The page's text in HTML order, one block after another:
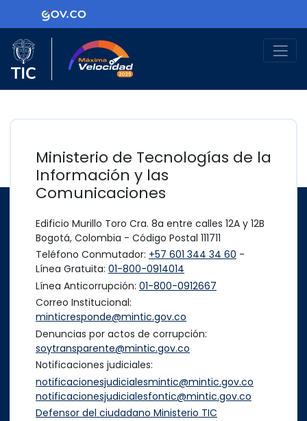
Ir al contenido principalLogo Gobierno de Colombia
Logo del Ministerio TIC
Ministerio de Tecnologías de la
Información y las
Comunicaciones
Edificio Murillo Toro Cra. 8a entre calles 12A y 12B
Bogotá, Colombia - Código Postal 111711
Teléfono Conmutador: +57 601 344 34 60 -
Línea Gratuita: 01-800-0914014
Línea Anticorrupción: 01-800-0912667
Correo Institucional:
minticresponde@mintic.gov.co
Denuncias por actos de corrupción:
soytransparente@mintic.gov.co
Notificaciones judiciales:
notificacionesjudicialesmintic@mintic.gov.co
notificacionesjudicialesfontic@mintic.gov.co
Defensor del ciudadano Ministerio TIC